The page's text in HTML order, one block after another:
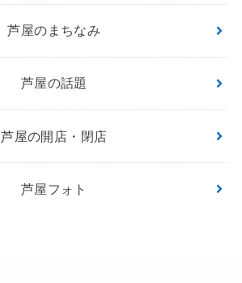
芦屋のまちなみ
芦屋の話題
芦屋の開店・閉店
芦屋フォト